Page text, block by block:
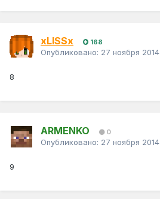
xLISSx 168
Опубликовано: 27 ноября 2014
8
ARMENKO 0
Опубликовано: 27 ноября 2014
9